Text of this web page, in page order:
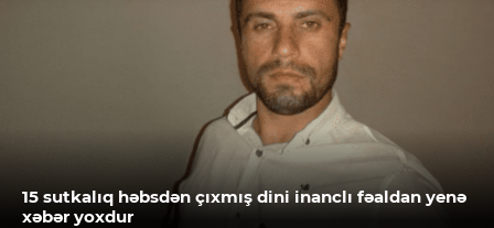
15 sutkalıq həbsdən çıxmış dini inanclı fəaldan yenə
xəbər yoxdur